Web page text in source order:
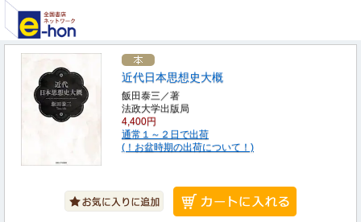
近代日本思想史大概
飯田泰三／著
法政大学出版局
4,400円
通常１～２日で出荷
(！お盆時期の出荷について！)